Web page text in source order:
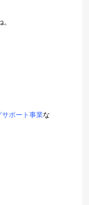
サポート事業な